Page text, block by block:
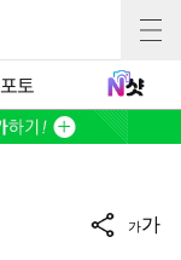
포토
가가